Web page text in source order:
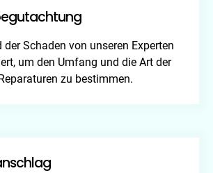
Schaden von unseren Experten
um den Umfang und die Art der
zu bestimmen.